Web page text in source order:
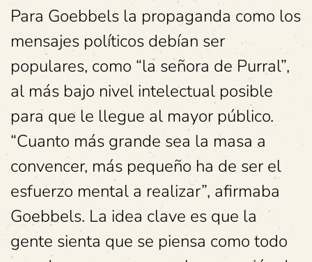
Para Goebbels la propaganda como los
mensajes políticos debían ser
populares, como “la señora de Purral”,
al más bajo nivel intelectual posible
para que le llegue al mayor público.
“Cuanto más grande sea la masa a
convencer, más pequeño ha de ser el
esfuerzo mental a realizar”, afirmaba
Goebbels. La idea clave es que la
gente sienta que se piensa como todo